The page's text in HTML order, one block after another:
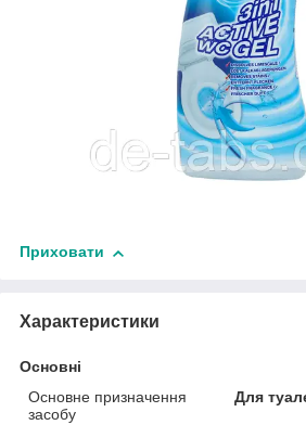
Приховати
Характеристики
Основні
Основне призначення
засобу
Для